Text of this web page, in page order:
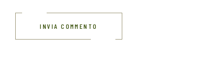
INVIA COMMENTO